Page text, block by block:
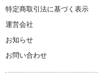
特定商取引法に基づく表示
運営会社
お知らせ
お問い合わせ